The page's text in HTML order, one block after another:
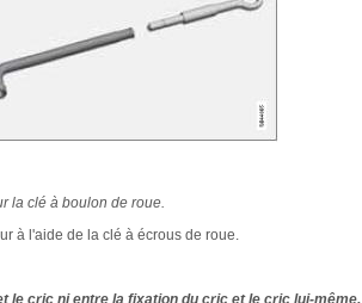
la clé à boulon de roue.
à l'aide de la clé à écrous de roue.
le cric ni entre la fixation du cric et le cric lui-même.